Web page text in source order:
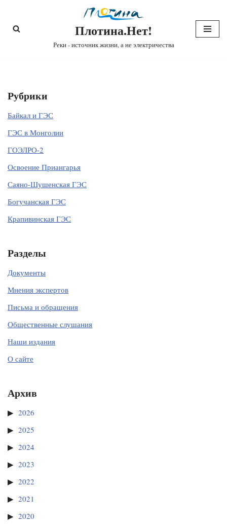
Перейти
Плотина.Нет!
Реки - источник жизни, а не электричества
Рубрики
Байкал и ГЭС
ГЭС в Монголии
ГОЭЛРО-2
Освоение Приангарья
Саяно-Шушенская ГЭС
Богучанская ГЭС
Крапивинская ГЭС
Разделы
Документы
Мнения экспертов
Письма и обращения
Общественные слушания
Наши издания
О сайте
Архив
2026
2025
2024
2023
2022
2021
2020